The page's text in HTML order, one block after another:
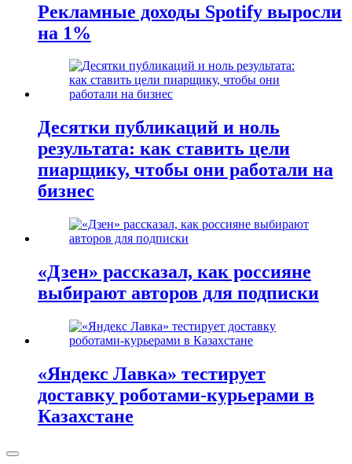
Рекламные доходы Spotify выросли
на 1%
Десятки публикаций и ноль
результата: как ставить цели
пиарщику, чтобы они работали на
бизнес
«Дзен» рассказал, как россияне
выбирают авторов для подписки
«Яндекс Лавка» тестирует
доставку роботами-курьерами в
Казахстане